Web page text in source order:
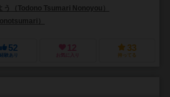
う（Todono Tsumari Nonoyou）
）
52
経験あり
12
お気に入り
33
持ってる